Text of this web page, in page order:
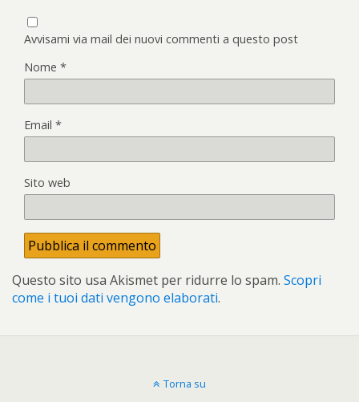
Avvisami via mail dei nuovi commenti a questo post
Nome *
Email *
Sito web
Questo sito usa Akismet per ridurre lo spam. Scopri
come i tuoi dati vengono elaborati.
Torna su